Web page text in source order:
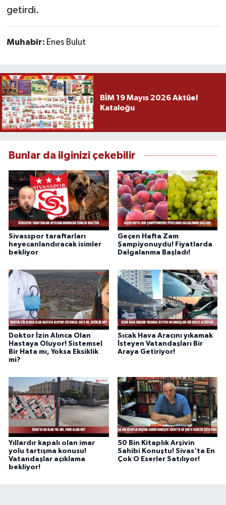
getirdi.
Muhabir: Enes Bulut
BİM 19 Mayıs 2026 Aktüel
Kataloğu
Bunlar da ilginizi çekebilir
Sivasspor taraftarları
heyecanlandıracak isimler
bekliyor
Geçen Hafta Zam
Şampiyonuydu! Fiyatlarda
Dalgalanma Başladı!
Doktor İzin Alınca Olan
Hastaya Oluyor! Sistemsel
Bir Hata mı, Yoksa Eksiklik
mi?
Sıcak Hava Aracını yıkamak
İsteyen Vatandaşları Bir
Araya Getiriyor!
Yıllardır kapalı olan imar
yolu tartışma konusu!
Vatandaşlar açıklama
bekliyor!
50 Bin Kitaplık Arşivin
Sahibi Konuştu! Sivas'ta En
Çok O Eserler Satılıyor!